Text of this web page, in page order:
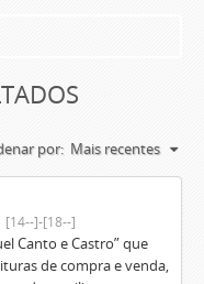
por: Mais recentes
[14--]-[18--]
Canto e Castro” que
de compra e venda,